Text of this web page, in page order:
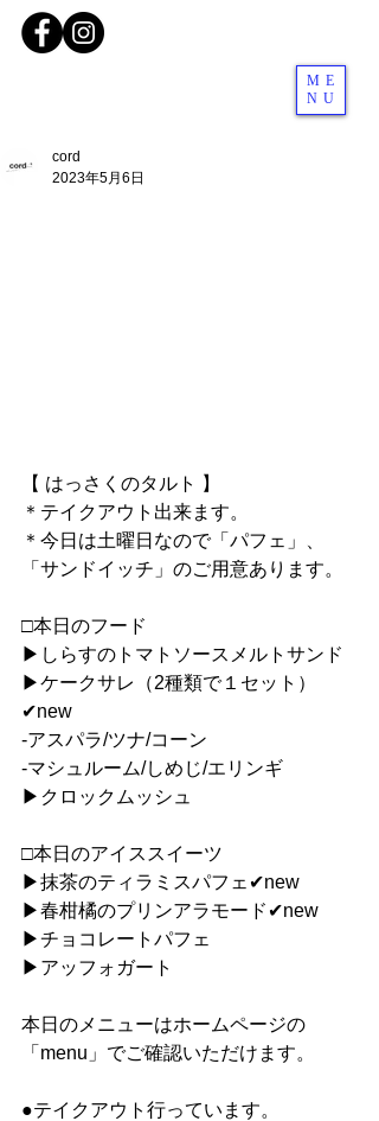
ME
NU
cord
2023年5月6日
【 はっさくのタルト 】
＊テイクアウト出来ます。
＊今日は土曜日なので「パフェ」、
「サンドイッチ」のご用意あります。
□本日のフード
▶︎しらすのトマトソースメルトサンド
▶︎ケークサレ（2種類で１セット）
✔︎new
-アスパラ/ツナ/コーン
-マシュルーム/しめじ/エリンギ
▶︎クロックムッシュ
□本日のアイススイーツ
▶︎抹茶のティラミスパフェ✔︎new
▶︎春柑橘のプリンアラモード✔︎new
▶︎チョコレートパフェ
▶︎アッフォガート
本日のメニューはホームページの
「menu」でご確認いただけます。
●テイクアウト行っています。